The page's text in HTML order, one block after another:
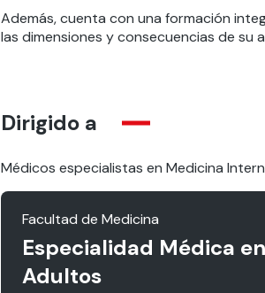
Además, cuenta con una formación
las dimensiones y consecuencias de su
Dirigido a
Médicos especialistas en Medicina
Facultad de Medicina
Especialidad Médica
Adultos